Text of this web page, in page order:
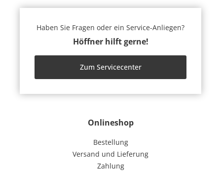
Onlineshop
Bestellung
Versand und Lieferung
Zahlung
Haben Sie Fragen oder ein Service-Anliegen?
Höffner hilft gerne!
Zum Servicecenter